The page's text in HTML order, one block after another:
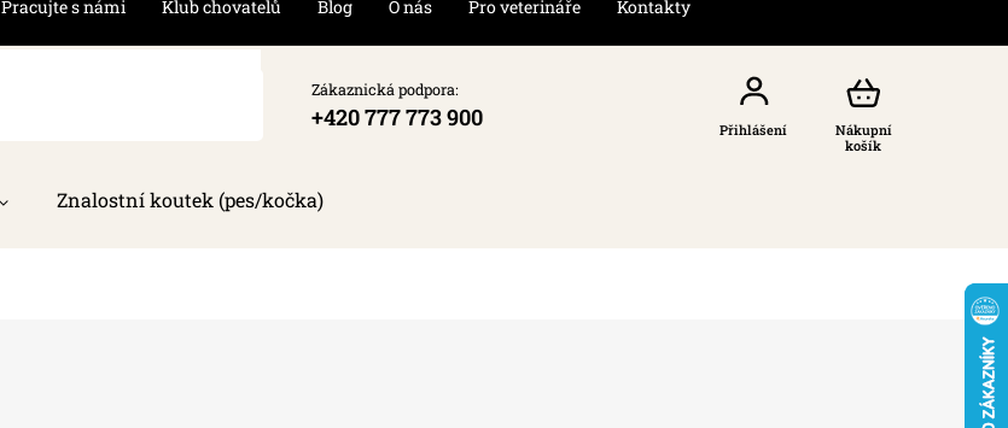
Pracujte s námi Klub chovatelů Blog O nás Pro veterináře
Kontakty
Zákaznická podpora:
+420 777 773 900
Nákupní
košík
Přihlášení
Znalostní koutek (pes/kočka)